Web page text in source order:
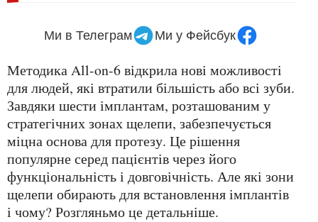
Ми в Телеграм Ми у Фейсбук
Методика All-on-6 відкрила нові можливості
для людей, які втратили більшість або всі зуби.
Завдяки шести імплантам, розташованим у
стратегічних зонах щелепи, забезпечується
міцна основа для протезу. Це рішення
популярне серед пацієнтів через його
функціональність і довговічність. Але які зони
щелепи обирають для встановлення імплантів
і чому? Розгляньмо це детальніше.